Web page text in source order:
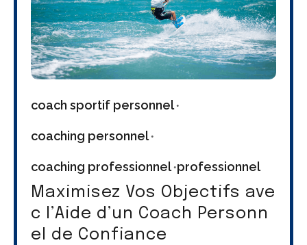
coach sportif personnel
coaching personnel
coaching professionnel professionnel
Maximisez Vos Objectifs ave
c l’Aide d’un Coach Personn
el de Confiance